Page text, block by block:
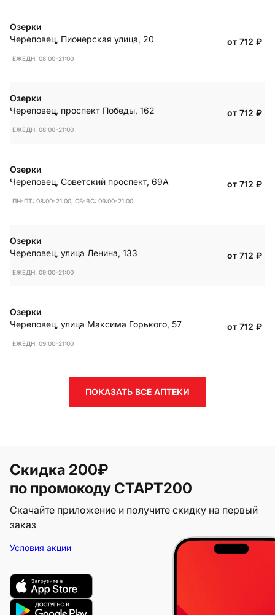
Озерки
Череповец, Пионерская улица, 20
ЕЖЕДН. 08:00-21:00
от 712 ₽
Озерки
Череповец, проспект Победы, 162
ЕЖЕДН. 08:00-21:00
от 712 ₽
Озерки
Череповец, Советский проспект, 69А
ПН-ПТ: 08:00-21:00, СБ-ВС: 09:00-21:00
от 712 ₽
Озерки
Череповец, улица Ленина, 133
ЕЖЕДН. 09:00-21:00
от 712 ₽
Озерки
Череповец, улица Максима Горького, 57
ЕЖЕДН. 09:00-21:00
от 712 ₽
ПОКАЗАТЬ ВСЕ АПТЕКИ
Скидка 200₽
по промокоду СТАРТ200
Скачайте приложение и получите скидку на первый
заказ
Условия акции